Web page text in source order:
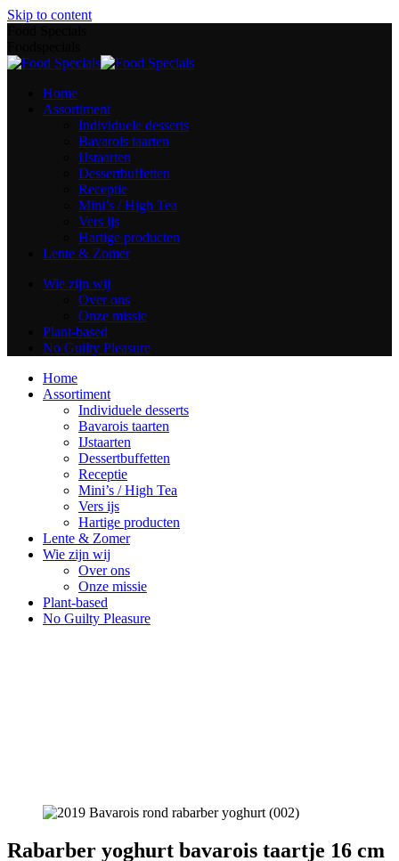
Skip to content
Home
Assortiment
Individuele desserts
Bavarois taarten
IJstaarten
Dessertbuffetten
Receptie
Mini’s / High Tea
Vers ijs
Hartige producten
Lente & Zomer
Wie zijn wij
Over ons
Onze missie
Plant-based
No Guilty Pleasure
Home
Assortiment
Individuele desserts
Bavarois taarten
IJstaarten
Dessertbuffetten
Receptie
Mini’s / High Tea
Vers ijs
Hartige producten
Lente & Zomer
Wie zijn wij
Over ons
Onze missie
Plant-based
No Guilty Pleasure
Rabarber yoghurt bavarois taartje 16 cm